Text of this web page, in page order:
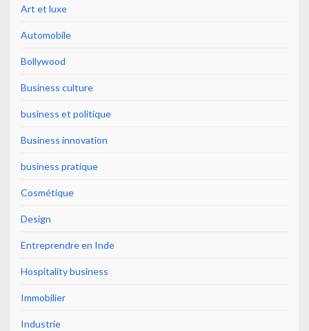
Art et luxe
Automobile
Bollywood
Business culture
business et politique
Business innovation
business pratique
Cosmétique
Design
Entreprendre en Inde
Hospitality business
Immobilier
Industrie